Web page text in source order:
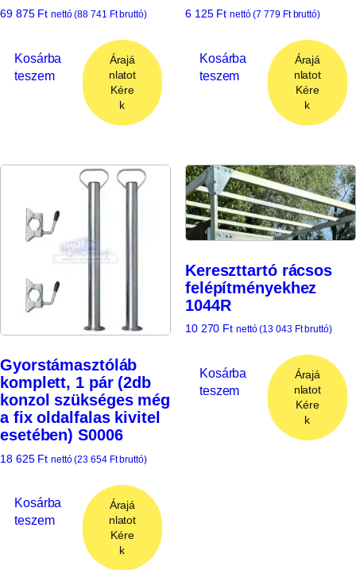
69 875 Ft nettó (88 741 Ftbruttó)
Kosárba
teszem
Árajá
nlatot
Kére
k
6 125 Ft nettó (7 779 Ftbruttó)
Kosárba
teszem
Árajá
nlatot
Kére
k
Gyorstámasztóláb
komplett, 1 pár (2db
konzol szükséges még
a fix oldalfalas kivitel
esetében) S0006
18 625 Ft nettó (23 654 Ftbruttó)
Kosárba
teszem
Árajá
nlatot
Kére
k
Kereszttartó rácsos
felépítményekhez
1044R
10 270 Ft nettó (13 043 Ftbruttó)
Kosárba
teszem
Árajá
nlatot
Kére
k